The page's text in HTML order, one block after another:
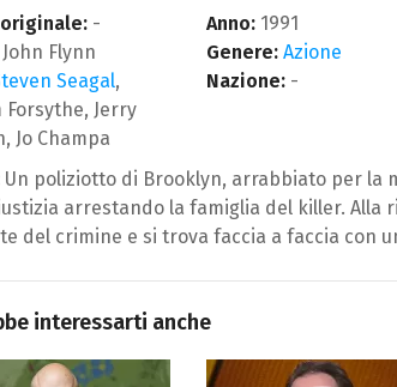
-
John Flynn
Seagal,
Forsythe, Jerry
Jo Champa
Anno: 1991
Genere: Azione
Nazione: -
Un poliziotto di Brooklyn, arrabbiato per la
arrestando la famiglia del killer. Alla
del crimine e si trova faccia a faccia con
interessarti anche